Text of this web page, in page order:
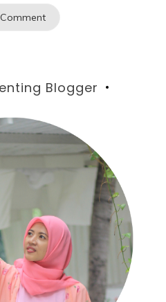
Blogger